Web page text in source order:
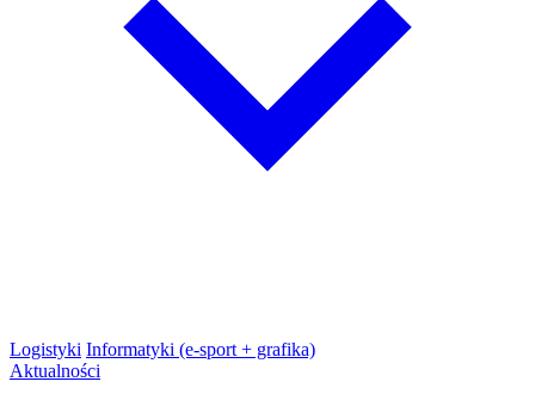
Logistyki Informatyki (e-sport + grafika)
Aktualności